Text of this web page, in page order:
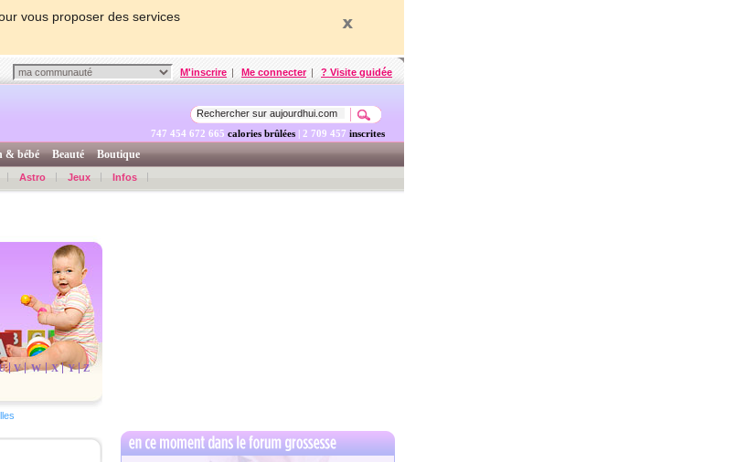
vous proposer des services
M'inscrire | Me connecter | ? Visite guidée
747 454 673 964 calories brûlées | 2 709 457 inscrites
& bébé Beauté Boutique
Astro Jeux Infos
V W X Y Z